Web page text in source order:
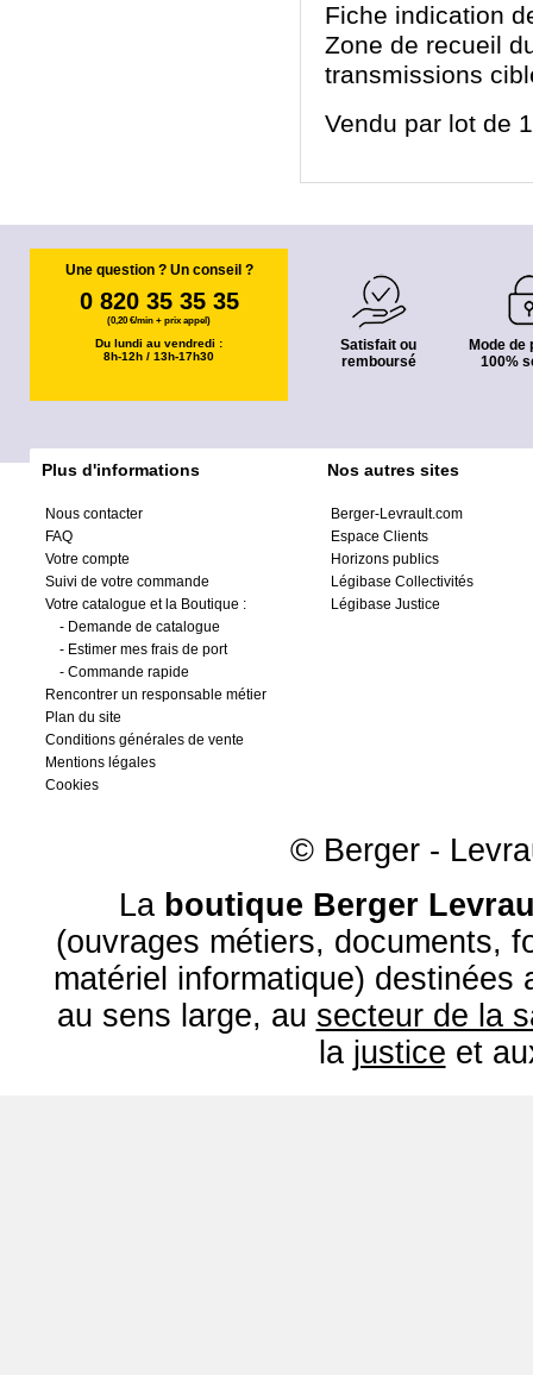
Fiche indication
Zone de recueil
transmissions
Vendu par lot de
Une question ? Un conseil ?
0 820 35 35 35
(0,20 €/min + prix appel)
Du lundi au vendredi :
8h-12h / 13h-17h30
Satisfait ou
remboursé
Mode de
100%
Plus d'informations
Nous contacter
FAQ
Votre compte
Suivi de votre commande
Votre catalogue et la Boutique :
- Demande de catalogue
- Estimer mes frais de port
- Commande rapide
Rencontrer un responsable métier
Plan du site
Conditions générales de vente
Mentions légales
Cookies
Nos autres sites
Berger-Levrault.com
Espace Clients
Horizons publics
Légibase Collectivités
Légibase Justice
© Berger -
La boutique Berger
(ouvrages métiers, documents,
matériel informatique) destinées
au sens large, au secteur de la
la justice et